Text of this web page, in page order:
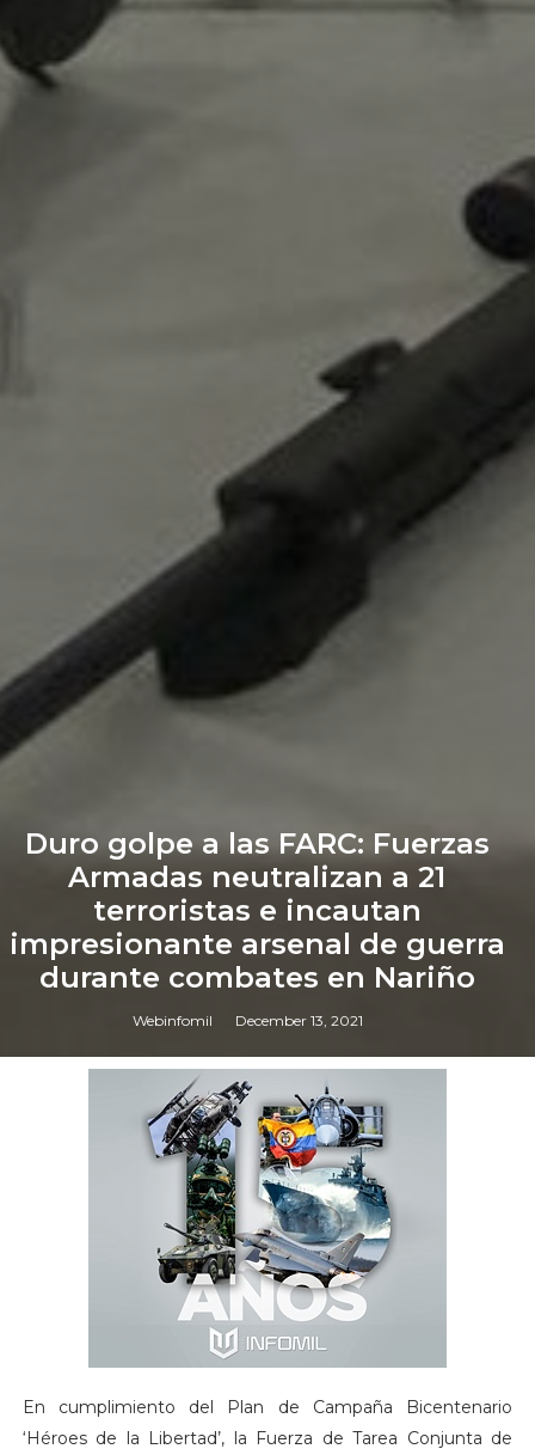
Duro golpe a las FARC: Fuerzas
Armadas neutralizan a 21
terroristas e incautan
impresionante arsenal de guerra
durante combates en Nariño
Webinfomil December 13, 2021
En cumplimiento del Plan de Campaña Bicentenario
‘Héroes de la Libertad’, la Fuerza de Tarea Conjunta de